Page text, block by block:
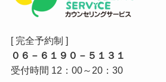
[ 完全予約制 ]
０６－６１９０－５１３１
受付時間 12：00～20：30